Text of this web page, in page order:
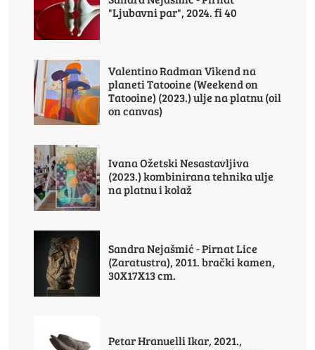
"Ljubavni par", 2024. fi 40
Valentino Radman Vikend na
planeti Tatooine (Weekend on
Tatooine) (2023.) ulje na platnu (oil
on canvas)
Ivana Ožetski Nesastavljiva
(2023.) kombinirana tehnika ulje
na platnu i kolaž
Sandra Nejašmić - Pirnat Lice
(Zaratustra), 2011. brački kamen,
30X17X13 cm.
Petar Hranuelli Ikar, 2021.,